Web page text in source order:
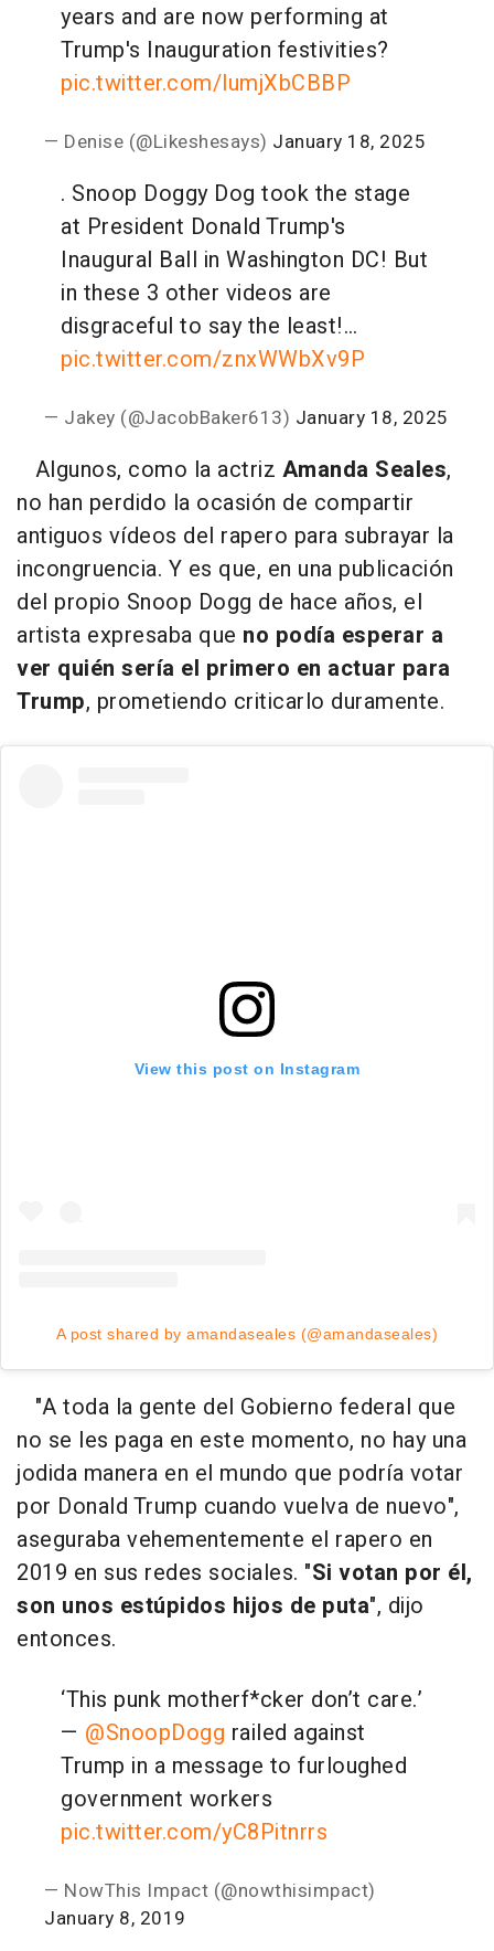
years and are now performing at
Trump's Inauguration festivities?
pic.twitter.com/lumjXbCBBP
— Denise (@Likeshesays) January 18, 2025
. Snoop Doggy Dog took the stage
at President Donald Trump's
Inaugural Ball in Washington DC! But
in these 3 other videos are
disgraceful to say the least!…
pic.twitter.com/znxWWbXv9P
— Jakey (@JacobBaker613) January 18, 2025
Algunos, como la actriz Amanda Seales,
no han perdido la ocasión de compartir
antiguos vídeos del rapero para subrayar la
incongruencia. Y es que, en una publicación
del propio Snoop Dogg de hace años, el
artista expresaba que no podía esperar a
ver quién sería el primero en actuar para
Trump, prometiendo criticarlo duramente.
View this post on Instagram
A post shared by amandaseales (@amandaseales)
"A toda la gente del Gobierno federal que
no se les paga en este momento, no hay una
jodida manera en el mundo que podría votar
por Donald Trump cuando vuelva de nuevo",
aseguraba vehementemente el rapero en
2019 en sus redes sociales. "Si votan por él,
son unos estúpidos hijos de puta", dijo
entonces.
‘This punk motherf*cker don’t care.’
— @SnoopDogg railed against
Trump in a message to furloughed
government workers
pic.twitter.com/yC8Pitnrrs
— NowThis Impact (@nowthisimpact)
January 8, 2019